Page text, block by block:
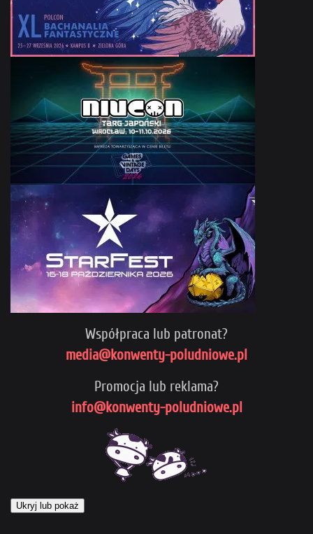
Współpraca lub patronat?
media@konwenty-poludniowe.pl
Promocja lub reklama?
info@konwenty-poludniowe.pl
Ukryj lub pokaż